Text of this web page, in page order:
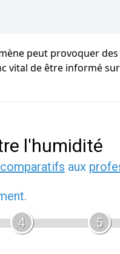
peut provoquer
vital de être informé
l'humidité
aux
4 5